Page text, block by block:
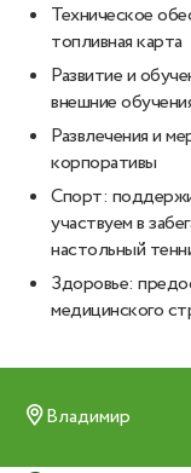
Техническое
топливная карта
Развитие и
внешние
Развлечения и
корпоративы
Спорт:
участвуем в
настольный
Здоровье:
медицинского
Владимир